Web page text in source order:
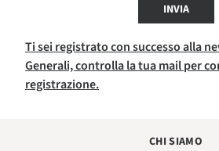
INVIA
Ti sei registrato con successo alla
Generali, controlla la tua mail per
registrazione.
CHI SIAMO